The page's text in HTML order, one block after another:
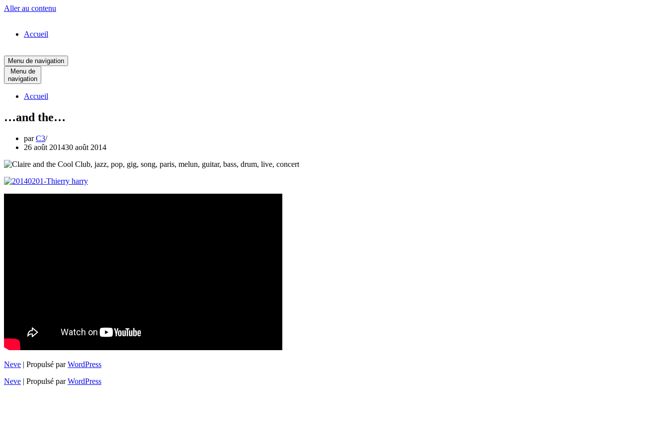
Aller au contenu
Accueil
Menu de navigation
Menu de
navigation
Accueil
…and the…
parC3
26 août 201430 août 2014
Neve | Propulsé parWordPress
Neve | Propulsé parWordPress